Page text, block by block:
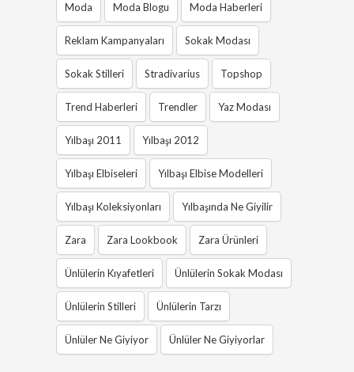
Moda Moda Blogu Moda Haberleri
Reklam Kampanyaları Sokak Modası
Sokak Stilleri Stradivarius Topshop
Trend Haberleri Trendler Yaz Modası
Yılbaşı 2011 Yılbaşı 2012
Yılbaşı Elbiseleri Yılbaşı Elbise Modelleri
Yılbaşı Koleksiyonları Yılbaşında Ne Giyilir
Zara Zara Lookbook Zara Ürünleri
Ünlülerin Kıyafetleri Ünlülerin Sokak Modası
Ünlülerin Stilleri Ünlülerin Tarzı
Ünlüler Ne Giyiyor Ünlüler Ne Giyiyorlar